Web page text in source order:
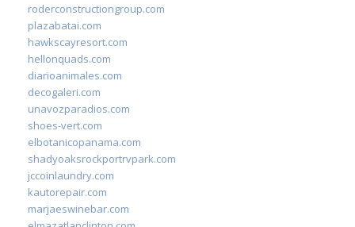
roderconstructiongroup.com
plazabatai.com
hawkscayresort.com
hellonquads.com
diarioanimales.com
decogaleri.com
unavozparadios.com
shoes-vert.com
elbotanicopanama.com
shadyoaksrockportrvpark.com
jccoinlaundry.com
kautorepair.com
marjaeswinebar.com